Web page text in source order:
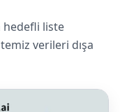
hedefli liste
verileri dışa